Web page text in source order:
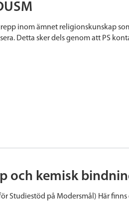
inom ämnet religionskunskap
Detta sker dels genom att PS
och kemisk
Studiestöd på Modersmål) Här